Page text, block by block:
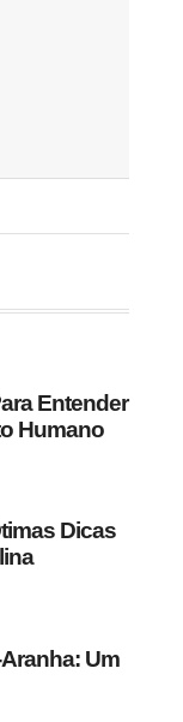
Entender
Humano
Dicas
Um